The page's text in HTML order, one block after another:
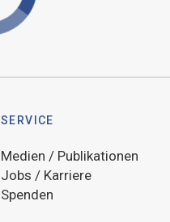
SERVICE
Medien / Publikationen
Jobs / Karriere
Spenden